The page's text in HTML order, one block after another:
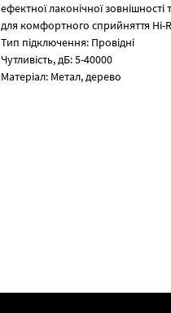
ефектної лаконічної
для комфортного сприйняття Hi-
Тип підключення: Провідні
Чутливість, дБ: 5-40000
Матеріал: Метал, дерево